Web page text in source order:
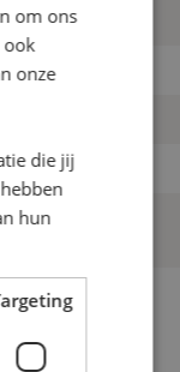
om ons
ook
onze
die jij
hun